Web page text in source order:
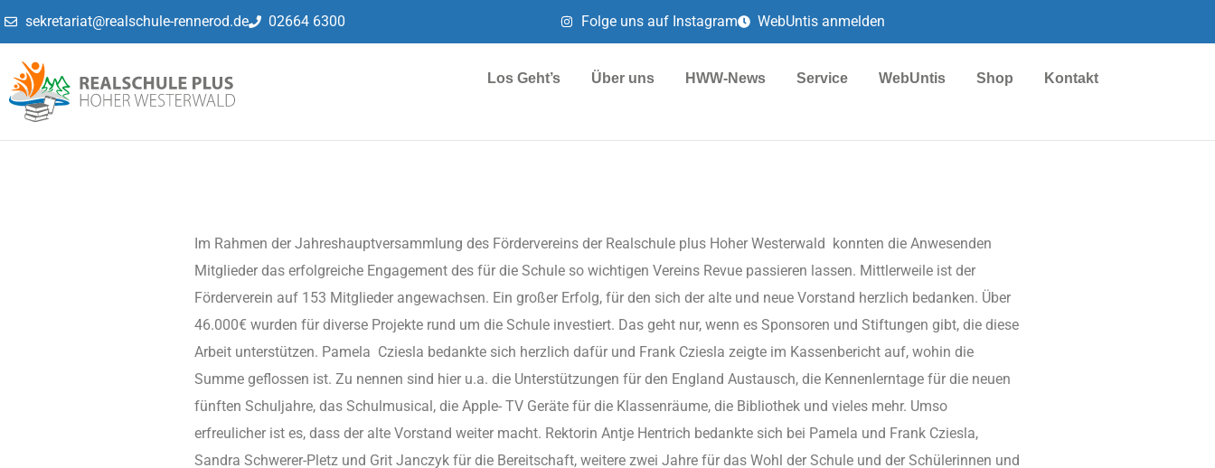
sekretariat@realschule-rennerod.de 02664 6300 Folge uns auf Instagram WebUntis anmelden
Los Geht’s Über uns HWW-News Service WebUntis Shop Kontakt
Im Rahmen der Jahreshauptversammlung des Fördervereins der Realschule plus Hoher Westerwald konnten die Anwesenden
Mitglieder das erfolgreiche Engagement des für die Schule so wichtigen Vereins Revue passieren lassen. Mittlerweile ist der
Förderverein auf 153 Mitglieder angewachsen. Ein großer Erfolg, für den sich der alte und neue Vorstand herzlich bedanken. Über
46.000€ wurden für diverse Projekte rund um die Schule investiert. Das geht nur, wenn es Sponsoren und Stiftungen gibt, die diese
Arbeit unterstützen. Pamela Cziesla bedankte sich herzlich dafür und Frank Cziesla zeigte im Kassenbericht auf, wohin die
Summe geflossen ist. Zu nennen sind hier u.a. die Unterstützungen für den England Austausch, die Kennenlerntage für die neuen
fünften Schuljahre, das Schulmusical, die Apple- TV Geräte für die Klassenräume, die Bibliothek und vieles mehr. Umso
erfreulicher ist es, dass der alte Vorstand weiter macht. Rektorin Antje Hentrich bedankte sich bei Pamela und Frank Cziesla,
Sandra Schwerer-Pletz und Grit Janczyk für die Bereitschaft, weitere zwei Jahre für das Wohl der Schule und der Schülerinnen und